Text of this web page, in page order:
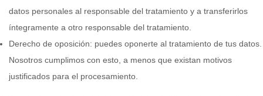
datos personales al responsable del tratamiento y a transferirlos
íntegramente a otro responsable del tratamiento.
Derecho de oposición: puedes oponerte al tratamiento de tus datos.
Nosotros cumplimos con esto, a menos que existan motivos
justificados para el procesamiento.